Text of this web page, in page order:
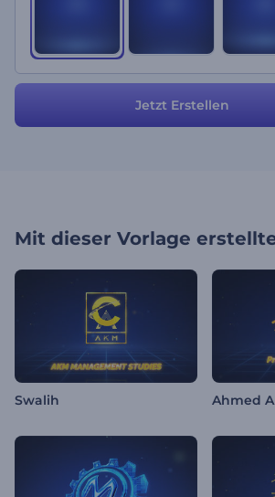
Jetzt Erstellen
Mit dieser Vorlage
Swalih Ahmed